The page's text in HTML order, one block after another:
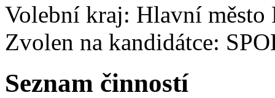
Volební kraj: Hlavní město
Zvolen na kandidátce:
Seznam činností